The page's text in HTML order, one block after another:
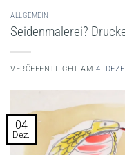
ALLGEMEIN
Seidenmalerei?
VERÖFFENTLICHT AM4.
04
Dez.